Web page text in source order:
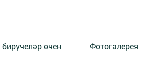
өчен Фотогалерея